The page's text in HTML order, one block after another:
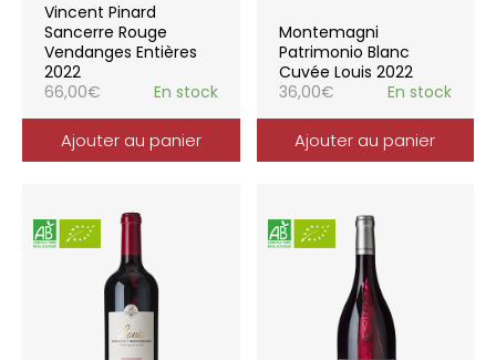
Vincent Pinard
Sancerre Rouge
Vendanges Entières
2022
66,00€ En stock
Ajouter au panier
Montemagni
Patrimonio Blanc
Cuvée Louis 2022
36,00€ En stock
Ajouter au panier